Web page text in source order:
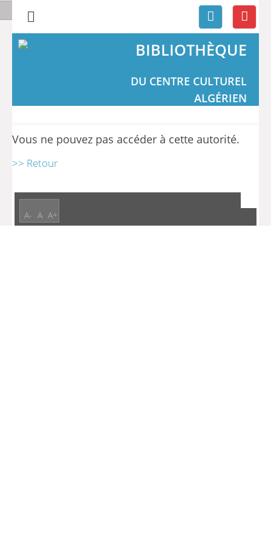
BIBLIOTHÈQUE
DU CENTRE CULTUREL
ALGÉRIEN
Vous ne pouvez pas accéder à cette autorité.
>> Retour
A- A A+